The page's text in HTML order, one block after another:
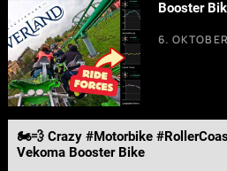
Booster
6.
🏍️💨 Crazy #Motorbike
Vekoma Booster Bike